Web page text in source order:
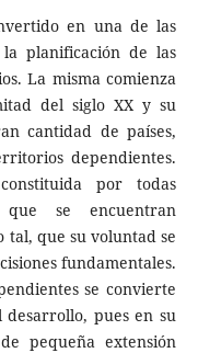
en una de las
planificación de las
La misma comienza
del siglo XX y su
cantidad de países,
dependientes.
por todas
que se encuentran
tal, que su voluntad se
fundamentales.
se convierte
pues en su
pequeña extensión